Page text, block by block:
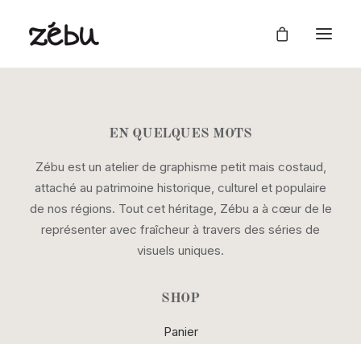
EN QUELQUES MOTS
Zébu est un atelier de graphisme petit mais costaud,
attaché au patrimoine historique, culturel et populaire
de nos régions. Tout cet héritage, Zébu a à cœur de le
représenter avec fraîcheur à travers des séries de
visuels uniques.
SHOP
Panier